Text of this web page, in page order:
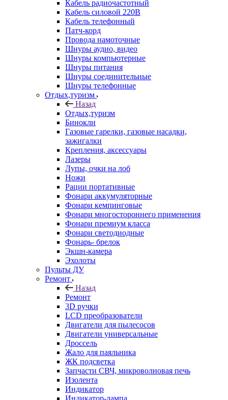
Кабель радиочастотный
Кабель силовой 220В
Кабель телефонный
Патч-корд
Провода намоточные
Шнуры аудио, видео
Шнуры компьютерные
Шнуры питания
Шнуры соединительные
Шнуры телефонные
Отдых,туризм
Назад
Отдых,туризм
Бинокли
Газовые гарелки, газовые насадки,
зажигалки
Крепления, аксессуары
Лазеры
Лупы, очки на лоб
Ножи
Рации портативные
Фонари аккумуляторные
Фонари кемпинговые
Фонари многостороннего применения
Фонари премиум класса
Фонари светодиодные
Фонарь- брелок
Экшн-камера
Эхолоты
Пульты ДУ
Ремонт
Назад
Ремонт
3D ручки
LCD преобразователи
Двигатели для пылесосов
Двигатели универсальные
Дроссель
Жало для паяльника
ЖК подсветка
Запчасти СВЧ, микроволновая печь
Изолента
Индикатор
Индикатор-лампа